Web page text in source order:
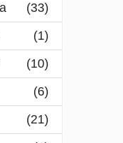
(33)
(1)
(10)
(6)
(21)